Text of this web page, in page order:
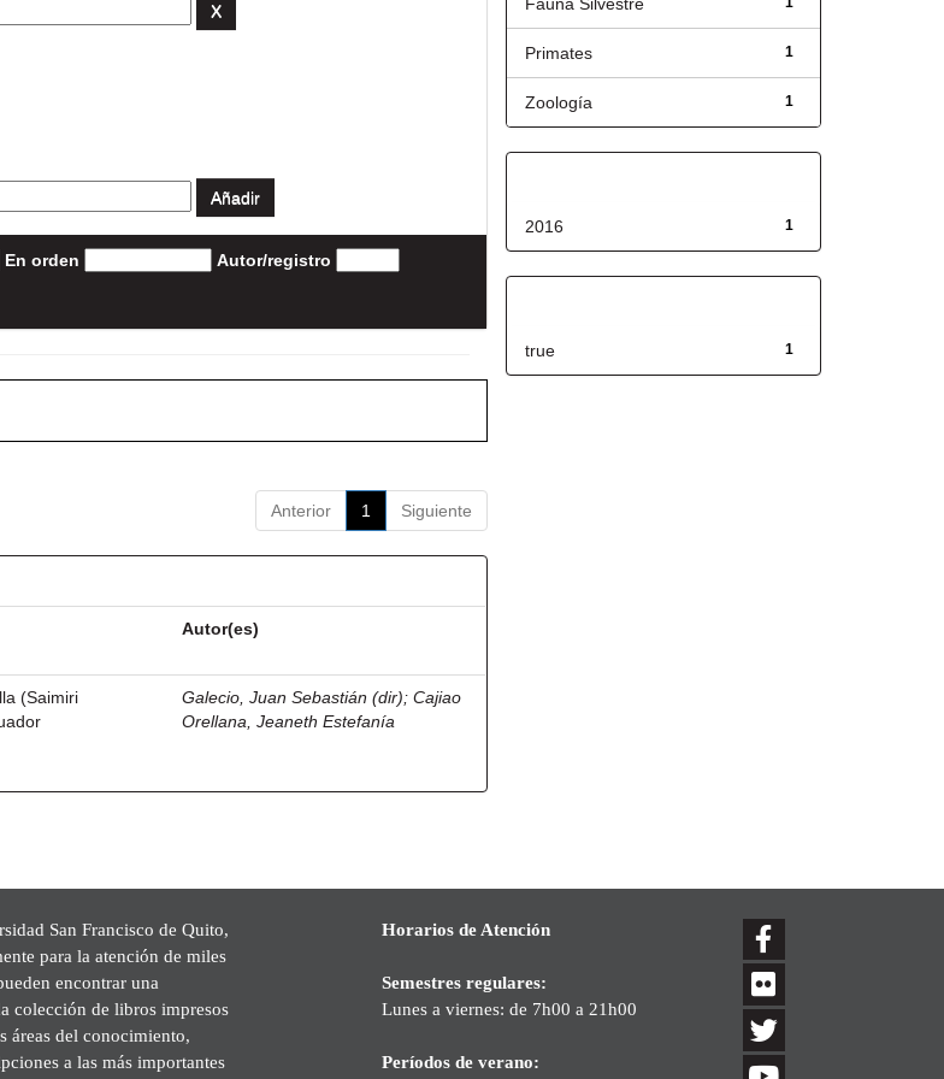
En orden Autor/registro
Anterior 1 Siguiente
Autor(es)
(Saimiri
Galecio, Juan Sebastián (dir);Cajiao
Orellana, Jeaneth Estefanía
1
Primates
1
Zoología
1
2016
1
true
San Francisco de Quito,
para la atención de miles
encontrar una
colección de libros impresos
áreas del conocimiento,
a las más importantes
Horarios de Atención
Semestres regulares:
Lunes a viernes: de 7h00 a 21h00
Períodos de verano: